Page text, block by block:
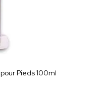
Pieds 100ml